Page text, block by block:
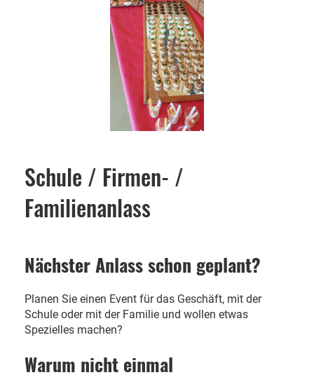
Schule / Firmen- /
Familienanlass
Nächster Anlass schon geplant?
Planen Sie einen Event für das Geschäft, mit der
Schule oder mit der Familie und wollen etwas
Spezielles machen?
Warum nicht einmal